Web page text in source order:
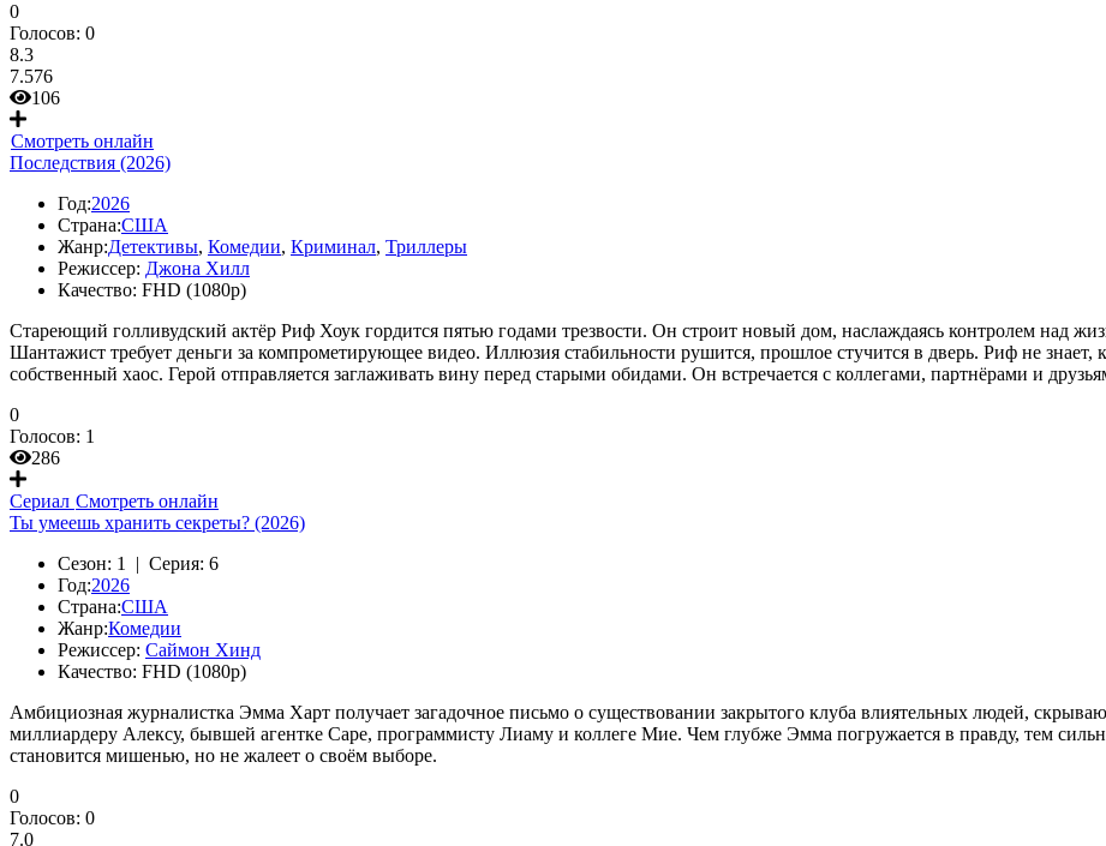
0
Голосов: 0
8.3
7.576
106
Смотреть онлайн
Последствия (2026)
Год:2026
Страна:США
Жанр:Детективы, Комедии, Криминал, Триллеры
Режиссер: Джона Хилл
Качество: FHD (1080p)
Стареющий голливудский актёр Риф Хоук гордится пятью годами трезвости. Он строит новый дом, наслаждаясь контролем над
Шантажист требует деньги за компрометирующее видео. Иллюзия стабильности рушится, прошлое стучится в дверь. Риф не знает,
собственный хаос. Герой отправляется заглаживать вину перед старыми обидами. Он встречается с коллегами, партнёрами и
0
Голосов: 1
286
Сериал Смотреть онлайн
Ты умеешь хранить секреты? (2026)
Сезон: 1 | Серия: 6
Год:2026
Страна:США
Жанр:Комедии
Режиссер: Саймон Хинд
Качество: FHD (1080p)
Амбициозная журналистка Эмма Харт получает загадочное письмо о существовании закрытого клуба влиятельных людей,
миллиардеру Алексу, бывшей агентке Саре, программисту Лиаму и коллеге Мие. Чем глубже Эмма погружается в правду, тем
становится мишенью, но не жалеет о своём выборе.
0
Голосов: 0
7.0